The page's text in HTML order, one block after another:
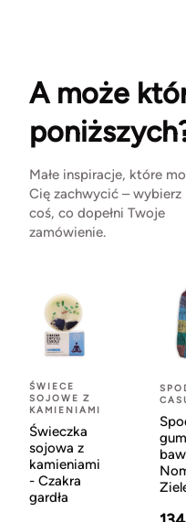
A może
Małe inspiracje, które
Cię zachwycić – wybierz
coś, co dopełni Twoje
zamówienie.
ŚWIECE
SOJOWE Z
KAMIENIAMI
Świeczka
sojowa z
kamieniami
- Czakra
gardła